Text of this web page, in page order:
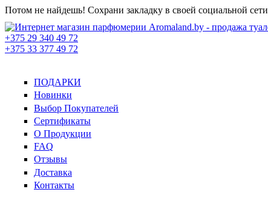
Перейти к основному содержанию
Потом не найдешь! Сохрани закладку в своей социальной сети
Интернет
магазин
парфюмерии
Aromaland.by
- продажа
туалетной
воды, духов
+375 29 340 49 72
+375 33 377 49 72
Дополнительное меню вверху
ПОДАРКИ
Новинки
Выбор Покупателей
Сертификаты
О Продукции
FAQ
Отзывы
Доставка
Контакты